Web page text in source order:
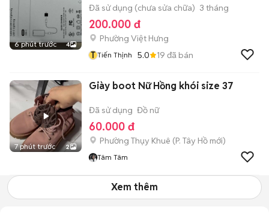
6 phút trước 4
Đã sử dụng (chưa sửa chữa) 3 tháng
200.000 đ
Phường Việt Hưng
T Tiến Thịnh 5.0 19 đã bán
7 phút trước 2
Giày boot Nữ Hồng khói size 37
Đã sử dụng Đồ nữ
60.000 đ
Phường Thụy Khuê (P. Tây Hồ mới)
Tâm Tâm
Xem thêm